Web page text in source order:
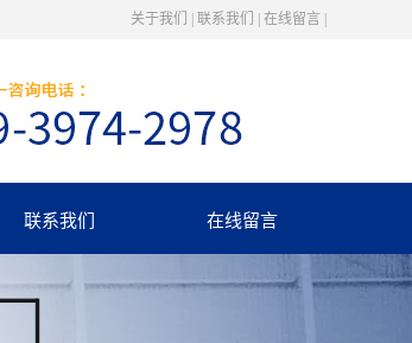
关于我们 联系我们 在线留言
联系我们 在线留言